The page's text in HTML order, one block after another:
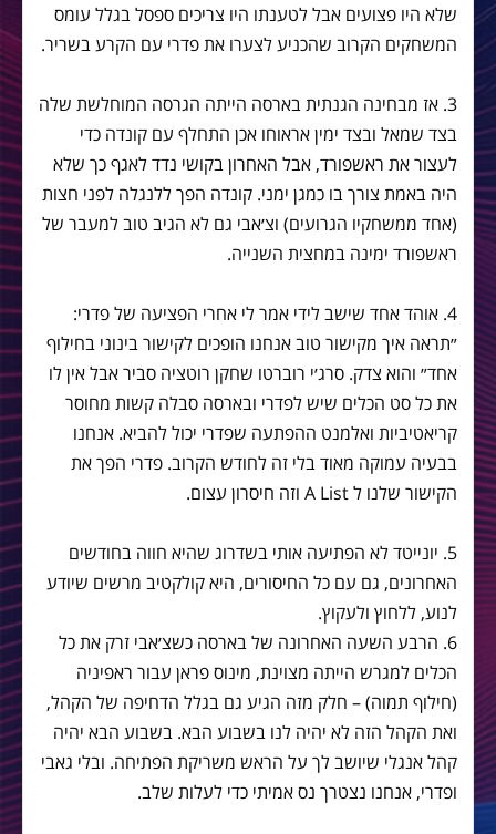
שלא היו פצועים אבל לטענתו היו צריכים ספסל בגלל עומס
המשחקים הקרוב שהכניע לצערו את פדרי עם הקרע בשריר.
3. אז מבחינה הגנתית בארסה הייתה הגרסה המוחלשת שלה
בצד שמאל ובצד ימין אראוחו אכן התחלף עם קונדה כדי
לעצור את ראשפורד, אבל האחרון בקושי נדד לאגף כך שלא
היה באמת צורך בו כמגן ימני. קונדה הפך ללנגלה לפני חצות
(אחד ממשחקיו הגרועים) וצ׳אבי גם לא הגיב טוב למעבר של
ראשפורד ימינה במחצית השנייה.
4. אוהד אחד שישב לידי אמר לי אחרי הפציעה של פדרי:
״תראה איך מקישור טוב אנחנו הופכים לקישור בינוני בחילוף
אחד״ והוא צדק. סרג׳י רוברטו שחקן רוטציה סביר אבל אין לו
את כל סט הכלים שיש לפדרי ובארסה סבלה קשות מחוסר
קריאטיביות ואלמנט ההפתעה שפדרי יכול להביא. אנחנו
בבעיה עמוקה מאוד בלי זה לחודש הקרוב. פדרי הפך את
הקישור שלנו ל A List וזה חיסרון עצום.
5. יונייטד לא הפתיעה אותי בשדרוג שהיא חווה בחודשים
האחרונים, גם עם כל החיסורים, היא קולקטיב מרשים שיודע
לנוע, ללחוץ ולעקוץ.
6. הרבע השעה האחרונה של בארסה כשצ׳אבי זרק את כל
הכלים למגרש הייתה מצוינת, מינוס פראן עבור ראפיניה
(חילוף תמוה) – חלק מזה הגיע גם בגלל הדחיפה של הקהל,
ואת הקהל הזה לא יהיה לנו בשבוע הבא. בשבוע הבא יהיה
קהל אנגלי שיושב לך על הראש משריקת הפתיחה. ובלי גאבי
ופדרי, אנחנו נצטרך נס אמיתי כדי לעלות שלב.